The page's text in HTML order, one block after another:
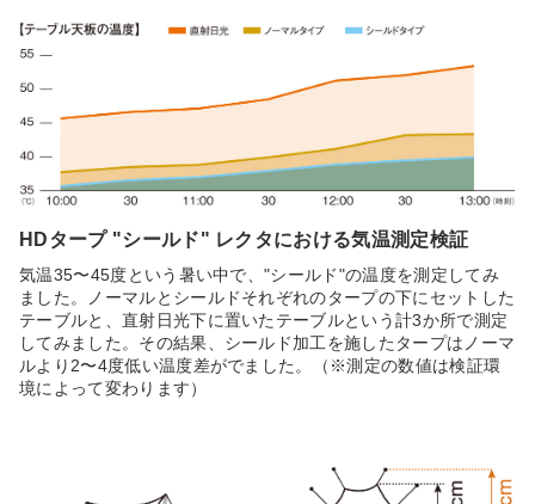
HDタープ "シールド" レクタにおける気温測定検証
気温35〜45度という暑い中で、"シールド"の温度を測定してみ
ました。ノーマルとシールドそれぞれのタープの下にセットした
テーブルと、直射日光下に置いたテーブルという計3か所で測定
してみました。その結果、シールド加工を施したタープはノーマ
ルより2〜4度低い温度差がでました。（※測定の数値は検証環
境によって変わります）